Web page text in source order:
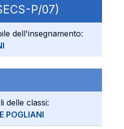
P/07)
dell'insegnamento:
delle classi:
POGLIANI